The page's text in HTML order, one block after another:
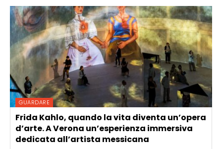
GUARDARE
Frida Kahlo, quando la vita diventa un’opera
d’arte. A Verona un’esperienza immersiva
dedicata all’artista messicana